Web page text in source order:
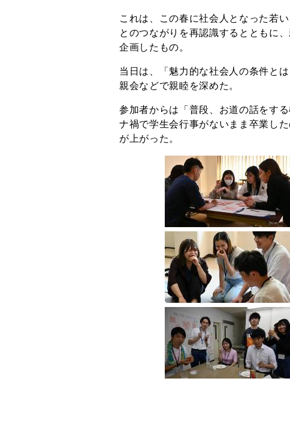
これは、この春に社会人となった若
とのつながりを再認識するとともに
企画したもの。
当日は、「魅力的な社会人の条件と
親会などで親睦を深めた。
参加者からは「普段、お道の話をす
ナ禍で学生会行事がないまま卒業し
が上がった。